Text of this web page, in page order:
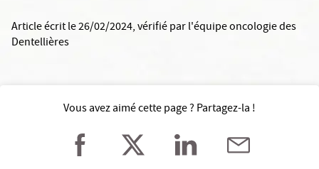
Article écrit le 26/02/2024, vérifié parl'équipe oncologie des
Dentellières
Vous avez aimé cette page ? Partagez-la !